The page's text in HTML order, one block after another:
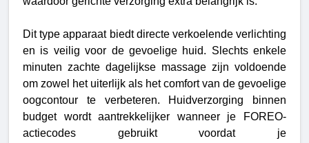
Dit type apparaat biedt directe verkoelende verlichting
en is veilig voor de gevoelige huid. Slechts enkele
minuten zachte dagelijkse massage zijn voldoende
om zowel het uiterlijk als het comfort van de gevoelige
oogcontour te verbeteren. Huidverzorging binnen
budget wordt aantrekkelijker wanneer je FOREO-
actiecodes gebruikt voordat je